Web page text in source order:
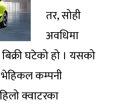
तर, सोही
अवधिमा
घटेको हो । यसको
भेहिकल कम्पनी
क्वाटरका